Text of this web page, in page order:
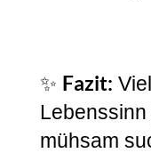
✨ Fazit:
mühsam